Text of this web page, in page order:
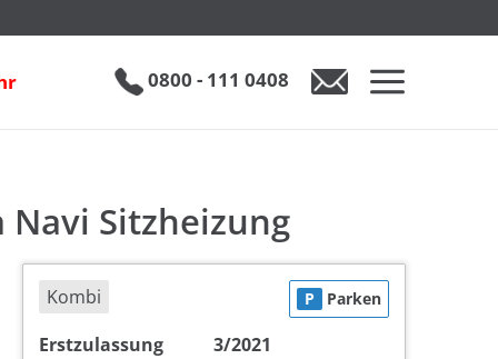
0800 - 111 0408
Navi Sitzheizung
Kombi P Parken
Erstzulassung
3/2021